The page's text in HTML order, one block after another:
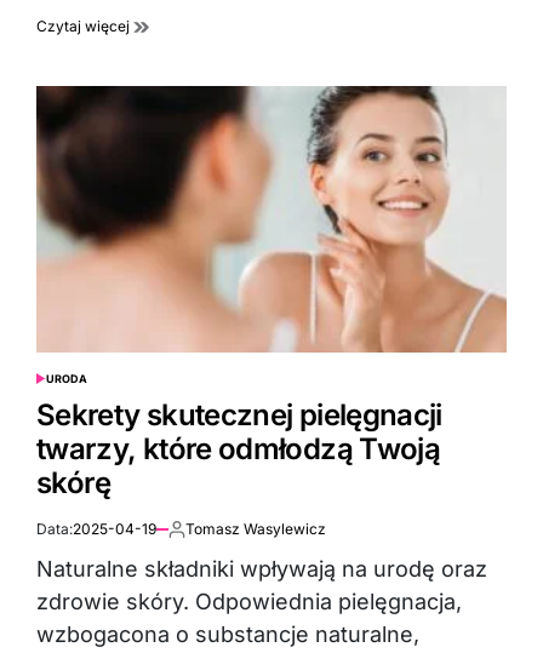
Czytaj więcej
POSTED
IN
URODA
Sekrety skutecznej pielęgnacji
twarzy, które odmłodzą Twoją
skórę
Data:2025-04-19 Autor:
Tomasz Wasylewicz
Naturalne składniki wpływają na urodę oraz
zdrowie skóry. Odpowiednia pielęgnacja,
wzbogacona o substancje naturalne,